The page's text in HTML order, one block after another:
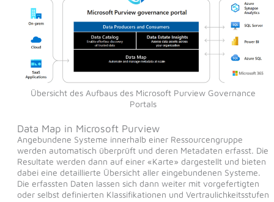
Übersicht des Aufbaus des Microsoft Purview Governance
Portals
Data Map in Microsoft Purview
Angebundene Systeme innerhalb einer Ressourcengruppe
werden automatisch überprüft und deren Metadaten erfasst. Die
Resultate werden dann auf einer «Karte» dargestellt und bieten
dabei eine detaillierte Übersicht aller eingebundenen Systeme.
Die erfassten Daten lassen sich dann weiter mit vorgefertigten
oder selbst definierten Klassifikationen und Vertraulichkeitsstufen